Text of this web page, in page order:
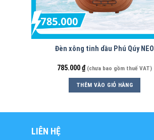
Đèn xông tinh dầu Phú Qúy NEO
785.000₫ (chưa bao gồm thuế VAT)
THÊM VÀO GIỎ HÀNG
LIÊN HỆ